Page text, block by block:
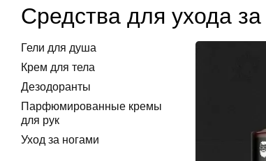
Средства для ухода
Гели для душа
Крем для тела
Дезодоранты
Парфюмированные кремы
для рук
Уход за ногами